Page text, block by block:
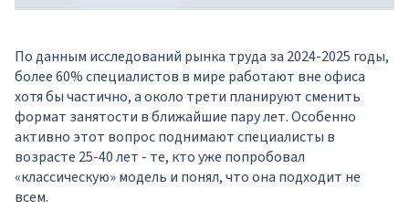
По данным исследований рынка труда за 2024-2025 годы,
более 60% специалистов в мире работают вне офиса
хотя бы частично, а около трети планируют сменить
формат занятости в ближайшие пару лет. Особенно
активно этот вопрос поднимают специалисты в
возрасте 25-40 лет - те, кто уже попробовал
«классическую» модель и понял, что она подходит не
всем.